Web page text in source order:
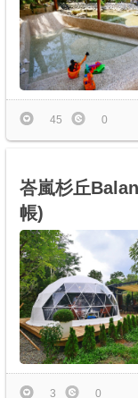
45 0
峇嵐杉丘
帳)
3 0